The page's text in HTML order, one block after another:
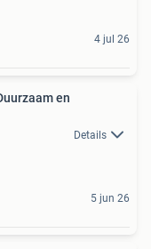
4 jul 26
en
Details
5 jun 26